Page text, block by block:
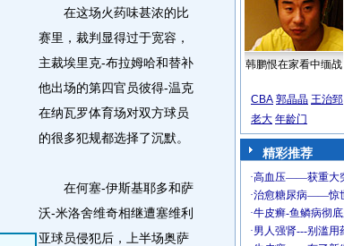
在这场火药味甚浓的比
赛里，裁判显得过于宽容，
主裁埃里克-布拉姆哈和替补
他出场的第四官员彼得-温克
在纳瓦罗体育场对双方球员
的很多犯规都选择了沉默。
在何塞-伊斯基耶多和萨
沃-米洛舍维奇相继遭塞维利
亚球员侵犯后，上半场奥萨
韩鹏恨在家看中缅战
CBA 郭晶晶 王治郅
老大 年龄门
精彩推荐